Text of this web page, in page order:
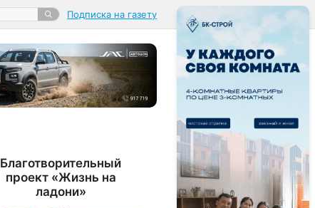
Подписка на газету
Благотворительный
проект «Жизнь на
ладони»